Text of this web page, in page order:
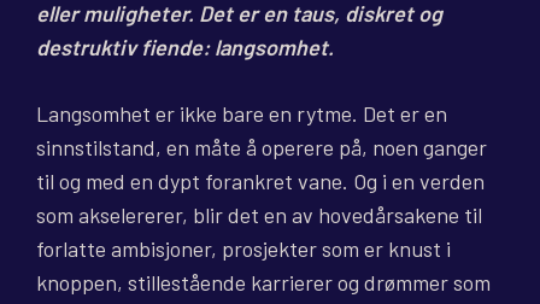
eller muligheter. Det er en taus, diskret og
destruktiv fiende: langsomhet.
Langsomhet er ikke bare en rytme. Det er en
sinnstilstand, en måte å operere på, noen ganger
til og med en dypt forankret vane. Og i en verden
som akselererer, blir det en av hovedårsakene til
forlatte ambisjoner, prosjekter som er knust i
knoppen, stillestående karrierer og drømmer som